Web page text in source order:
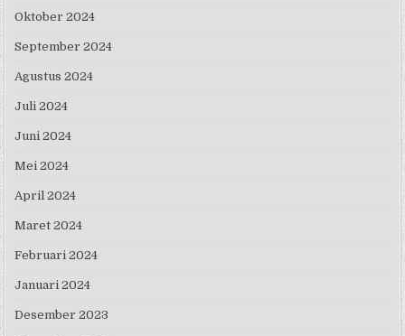
Oktober 2024
September 2024
Agustus 2024
Juli 2024
Juni 2024
Mei 2024
April 2024
Maret 2024
Februari 2024
Januari 2024
Desember 2023